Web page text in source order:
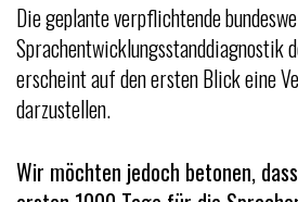
Die geplante verpflichtende
Sprachentwicklungsstanddiagnostik
erscheint auf den ersten Blick eine
darzustellen.
Wir möchten jedoch betonen,